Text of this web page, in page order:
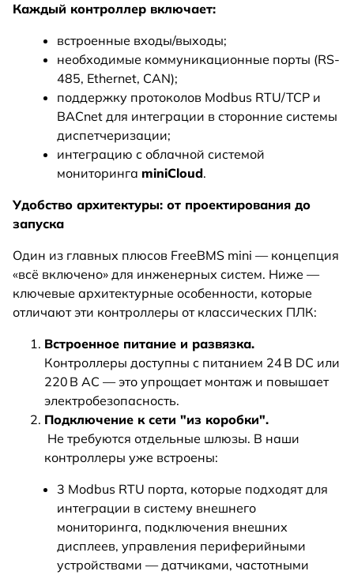
Каждый контроллер включает:
встроенные входы/выходы;
необходимые коммуникационные порты (RS-
485, Ethernet, CAN);
поддержку протоколов Modbus RTU/TCP и
BACnet для интеграции в сторонние системы
диспетчеризации;
интеграцию с облачной системой
мониторинга miniCloud.
Удобство архитектуры: от проектирования до
запуска
Один из главных плюсов FreeBMS mini — концепция
«всё включено» для инженерных систем. Ниже —
ключевые архитектурные особенности, которые
отличают эти контроллеры от классических ПЛК:
Встроенное питание и развязка.
Контроллеры доступны с питанием 24 В DC или
220 В AC — это упрощает монтаж и повышает
электробезопасность.
Подключение к сети "из коробки".
Не требуются отдельные шлюзы. В наши
контроллеры уже встроены:
3 Modbus RTU порта, которые подходят для
интеграции в систему внешнего
мониторинга, подключения внешних
дисплеев, управления периферийными
устройствами — датчиками, частотными